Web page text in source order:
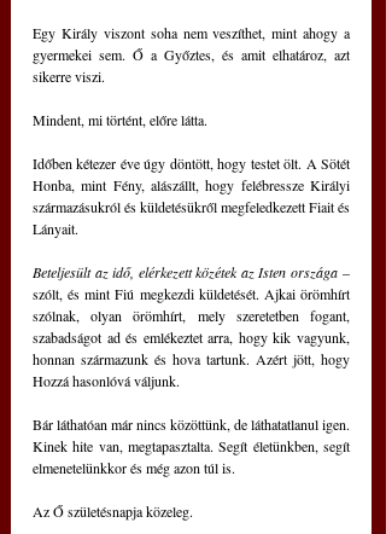
Egy Király viszont soha nem veszíthet, mint ahogy a
gyermekei sem. Ő a Győztes, és amit elhatároz, azt
sikerre viszi.
Mindent, mi történt, előre látta.
Időben kétezer éve úgy döntött, hogy testet ölt. A Sötét
Honba, mint Fény, alászállt, hogy felébressze Királyi
származásukról és küldetésükről megfeledkezett Fiait és
Lányait.
Beteljesült az idő, elérkezett közétek az Isten országa –
szólt, és mint Fiú megkezdi küldetését. Ajkai örömhírt
szólnak, olyan örömhírt, mely szeretetben fogant,
szabadságot ad és emlékeztet arra, hogy kik vagyunk,
honnan származunk és hova tartunk. Azért jött, hogy
Hozzá hasonlóvá váljunk.
Bár láthatóan már nincs közöttünk, de láthatatlanul igen.
Kinek hite van, megtapasztalta. Segít életünkben, segít
elmenetelünkkor és még azon túl is.
Az Ő születésnapja közeleg.